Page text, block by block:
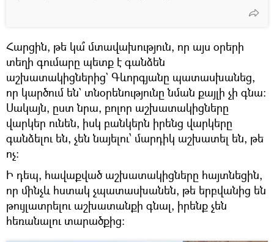
Հարցին, թե կա՞ մտավախություն, որ այս օրերի
տեղի գումարը պետք է գանձեն
աշխատակիցներից` Գևորգյանը պատասխանեց,
որ կարծում են` տնօրենությունը նման քայլի չի գնա։
Սակայն, ըստ նրա, բոլոր աշխատակիցները
վարկեր ունեն, իսկ բանկերն իրենց վարկերը
գանձելու են, չեն նայելու՝ մարդիկ աշխատել են, թե
ոչ։
Ի դեպ, հավաքված աշխատակիցները հայտնեցին,
որ մինչև հստակ չպատասխանեն, թե երբվանից են
թույլատրելու աշխատանքի գնալ, իրենք չեն
հեռանալու տարածքից։